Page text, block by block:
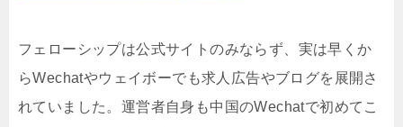
フェローシップは公式サイトのみならず、実は早くか
らWechatやウェイボーでも求人広告やブログを展開さ
れていました。運営者自身も中国のWechatで初めてこ